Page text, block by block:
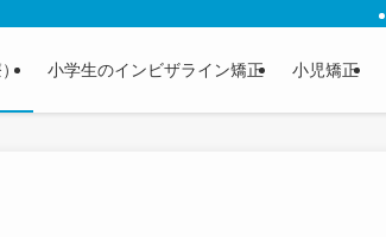
小学生のインビザライン矯正 小児矯正